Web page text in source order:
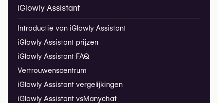
iGlowly Assistant
Introductie van iGlowly Assistant
iGlowly Assistant prijzen
iGlowly Assistant FAQ
Vertrouwenscentrum
iGlowly Assistant vergelijkingen
iGlowly Assistant vsManychat